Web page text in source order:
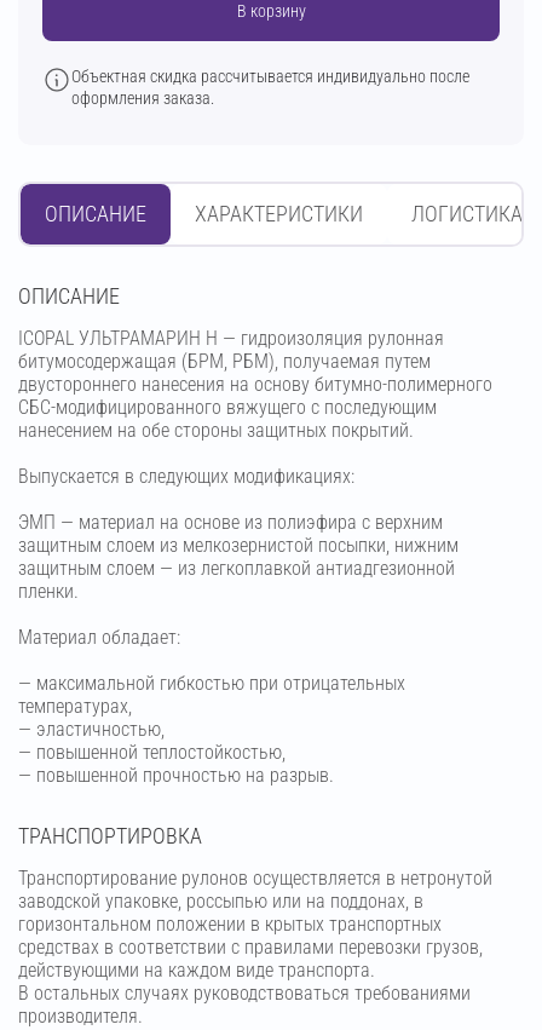
В корзину
Объектная скидка рассчитывается индивидуально после
оформления заказа.
ОПИСАНИЕ ХАРАКТЕРИСТИКИ ЛОГИСТИКА
OПИСАНИЕ
ICOPAL УЛЬТРАМАРИН Н — гидроизоляция рулонная
битумосодержащая (БРМ, РБМ), получаемая путем
двустороннего нанесения на основу битумно-полимерного
СБС-модифицированного вяжущего с последующим
нанесением на обе стороны защитных покрытий.
Выпускается в следующих модификациях:
ЭМП — материал на основе из полиэфира с верхним
защитным слоем из мелкозернистой посыпки, нижним
защитным слоем — из легкоплавкой антиадгезионной
пленки.
Материал обладает:
— максимальной гибкостью при отрицательных
температурах,
— эластичностью,
— повышенной теплостойкостью,
— повышенной прочностью на разрыв.
ТРАНСПОРТИРОВКА
Транспортирование рулонов осуществляется в нетронутой
заводской упаковке, россыпью или на поддонах, в
горизонтальном положении в крытых транспортных
средствах в соответствии с правилами перевозки грузов,
действующими на каждом виде транспорта.
В остальных случаях руководствоваться требованиями
производителя.